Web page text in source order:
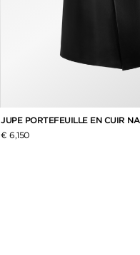
JUPE PORTEFEUILLE EN CUIR
€ 6,150